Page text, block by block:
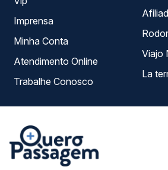
Imprensa
Minha Conta
Atendimento Online
Trabalhe Conosco
Viajo